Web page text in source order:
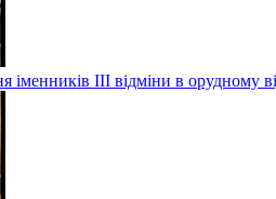
іменників ІІІ відміни в орудному